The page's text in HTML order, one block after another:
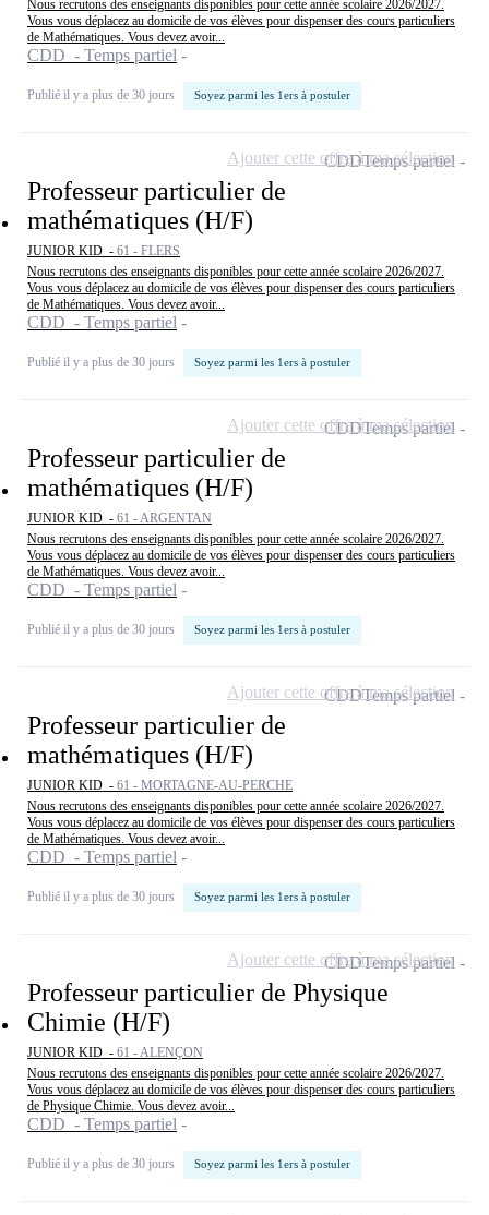
Nous recrutons des enseignants disponibles pour cette année scolaire 2026/2027.
Vous vous déplacez au domicile de vos élèves pour dispenser des cours particuliers
de Mathématiques. Vous devez avoir...
CDD - Temps partiel
Publié il y a plus de 30 jours Soyez parmi les 1ers à postuler
Professeur particulier de
mathématiques (H/F)
JUNIOR KID - 61 - FLERS
Nous recrutons des enseignants disponibles pour cette année scolaire 2026/2027.
Vous vous déplacez au domicile de vos élèves pour dispenser des cours particuliers
de Mathématiques. Vous devez avoir...
CDD - Temps partiel
Publié il y a plus de 30 jours Soyez parmi les 1ers à postuler
CDDTemps partiel
Ajouter cette offre à ma sélection
Professeur particulier de
mathématiques (H/F)
JUNIOR KID - 61 - ARGENTAN
Nous recrutons des enseignants disponibles pour cette année scolaire 2026/2027.
Vous vous déplacez au domicile de vos élèves pour dispenser des cours particuliers
de Mathématiques. Vous devez avoir...
CDD - Temps partiel
Publié il y a plus de 30 jours Soyez parmi les 1ers à postuler
CDDTemps partiel
Ajouter cette offre à ma sélection
Professeur particulier de
mathématiques (H/F)
JUNIOR KID - 61 - MORTAGNE-AU-PERCHE
Nous recrutons des enseignants disponibles pour cette année scolaire 2026/2027.
Vous vous déplacez au domicile de vos élèves pour dispenser des cours particuliers
de Mathématiques. Vous devez avoir...
CDD - Temps partiel
Publié il y a plus de 30 jours Soyez parmi les 1ers à postuler
CDDTemps partiel
Ajouter cette offre à ma sélection
Professeur particulier de Physique
Chimie (H/F)
JUNIOR KID - 61 - ALENÇON
Nous recrutons des enseignants disponibles pour cette année scolaire 2026/2027.
Vous vous déplacez au domicile de vos élèves pour dispenser des cours particuliers
de Physique Chimie. Vous devez avoir...
CDD - Temps partiel
Publié il y a plus de 30 jours Soyez parmi les 1ers à postuler
CDDTemps partiel
Ajouter cette offre à ma sélection